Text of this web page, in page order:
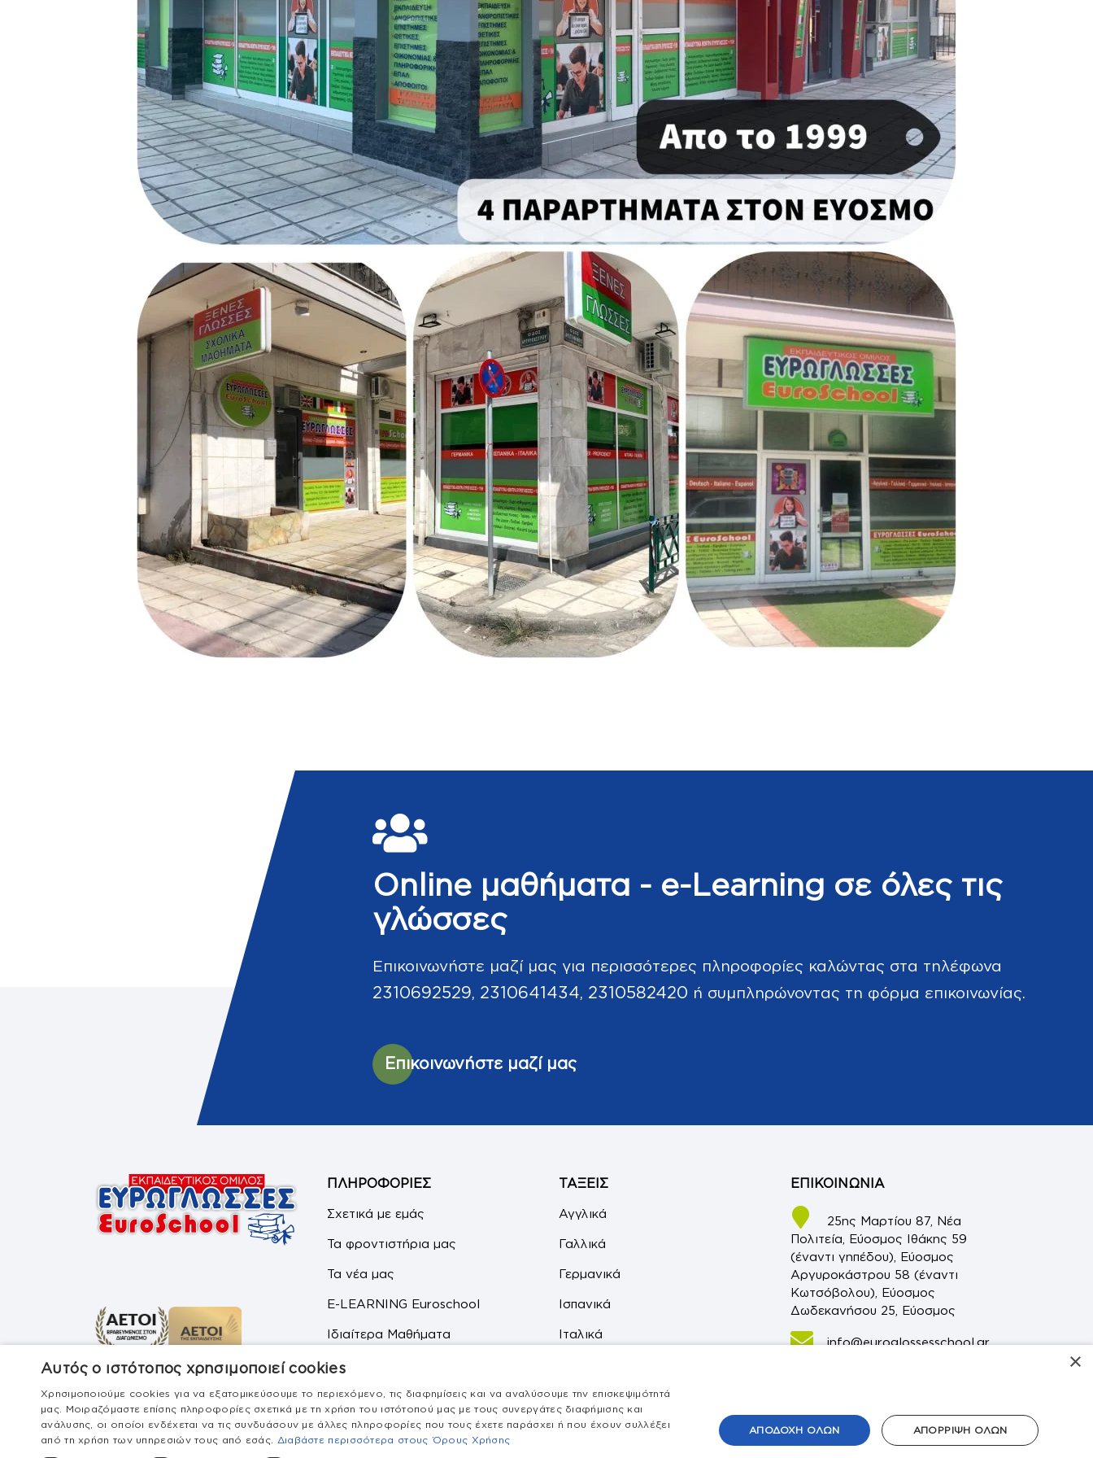
Online μαθήματα - e-Learning σε όλες τις
γλώσσες
Επικοινωνήστε μαζί μας για περισσότερες πληροφορίες καλώντας στα τηλέφωνα
2310692529, 2310641434, 2310582420 ή συμπληρώνοντας τη φόρμα επικοινωνίας.
Επικοινωνήστε μαζί μας
ΠΛΗΡΟΦΟΡΙΕΣ
Σχετικά με εμάς
Τα φροντιστήρια μας
Τα νέα μας
E-LEARNING Euroschool
Ιδιαίτερα Μαθήματα
Όροι Χρήσης
Επικοινωνία
ΤΑΞΕΙΣ
Αγγλικά
Γαλλικά
Γερμανικά
Ισπανικά
Ιταλικά
Μελέτη Δημοτικού
ΕΠΙΚΟΙΝΩΝΙΑ
25ης Μαρτίου 87, Νέα
Πολιτεία, Εύοσμος Ιθάκης 59
(έναντι γηπέδου), Εύοσμος
Αργυροκάστρου 58 (έναντι
Κωτσόβολου), Εύοσμος
Δωδεκανήσου 25, Εύοσμος
info@euroglossesschool.gr
2310.64.14.34
2310.58.24.20
×
Αυτός ο ιστότοπος χρησιμοποιεί cookies
Χρησιμοποιούμε cookies για να εξατομικεύσουμε το περιεχόμενο, τις διαφημίσεις και να αναλύσουμε την επισκεψιμότητά
μας. Μοιραζόμαστε επίσης πληροφορίες σχετικά με τη χρήση του ιστότοπού μας με τους συνεργάτες διαφήμισης και
ανάλυσης, οι οποίοι ενδέχεται να τις συνδυάσουν με άλλες πληροφορίες που τους έχετε παράσχει ή που έχουν συλλέξει
από τη χρήση των υπηρεσιών τους από εσάς.
Διαβάστε περισσότερα στους Όρους Χρήσης
ΑΠΟΔΟΧΉ ΌΛΩΝ ΑΠΌΡΡΙΨΗ ΌΛΩΝ